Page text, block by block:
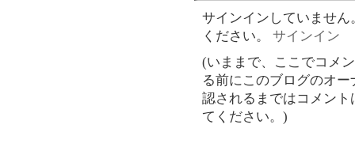
サインインしていませ
ください。 サインイン
(いままで、ここでコメ
る前にこのブログのオ
認されるまではコメン
てください。)